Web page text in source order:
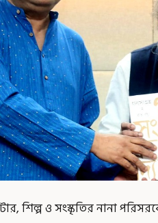
শিল্প ও সংস্কৃতির নানা